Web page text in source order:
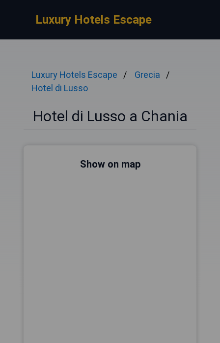
Luxury Hotels Escape
Luxury Hotels Escape
Grecia
Hotel di Lusso
Hotel di Lusso a Chania
Show on map